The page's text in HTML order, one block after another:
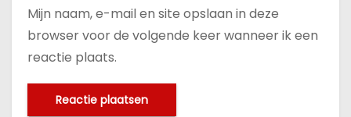
Mijn naam, e-mail en site opslaan in deze
browser voor de volgende keer wanneer ik een
reactie plaats.